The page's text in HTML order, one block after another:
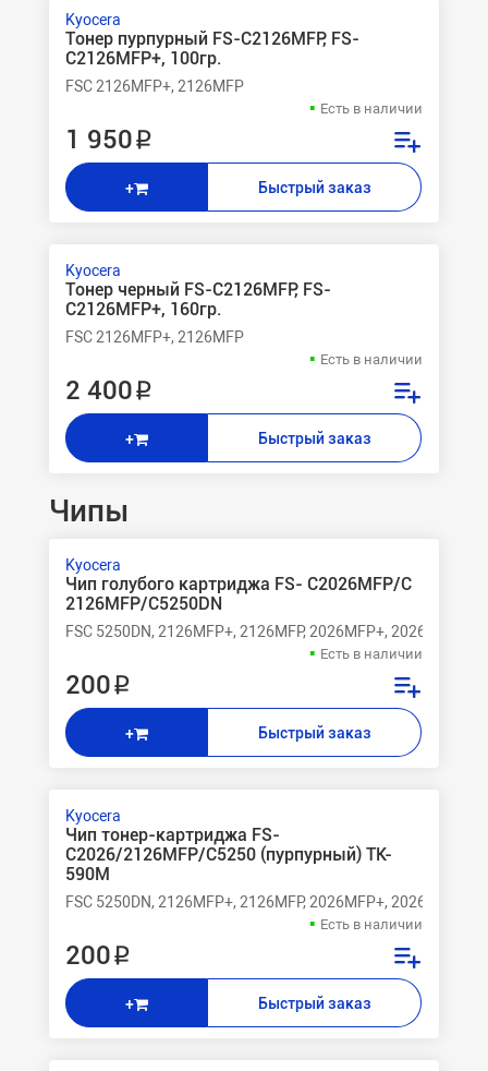
Kyocera
Тонер пурпурный FS-C2126MFP, FS-
C2126MFP+, 100гр.
FSC 2126MFP+, 2126MFP
Есть в наличии
1 950 ₽
+ Быстрый заказ
Kyocera
Тонер черный FS-C2126MFP, FS-
C2126MFP+, 160гр.
FSC 2126MFP+, 2126MFP
Есть в наличии
2 400 ₽
+ Быстрый заказ
Чипы
Kyocera
Чип голубого картриджа FS- C2026MFP/C
2126MFP/C5250DN
FSC 5250DN, 2126MFP+, 2126MFP, 2026MFP+, 2026MFP
Есть в наличии
200 ₽
+ Быстрый заказ
Kyocera
Чип тонер-картриджа FS-
C2026/2126MFP/C5250 (пурпурный) TK-
590M
FSC 5250DN, 2126MFP+, 2126MFP, 2026MFP+, 2026MFP
Есть в наличии
200 ₽
+ Быстрый заказ